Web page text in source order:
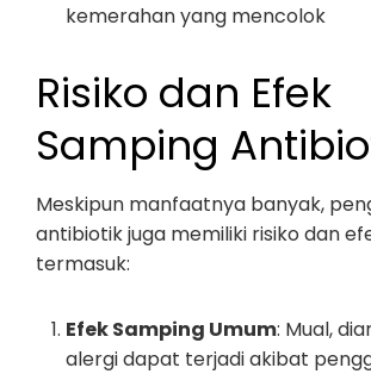
kemerahan yang mencolok
Risiko dan Efek
Samping
Meskipun manfaatnya banyak,
antibiotik juga memiliki risiko dan
termasuk:
Efek Samping Umum: Mual,
alergi dapat terjadi akibat